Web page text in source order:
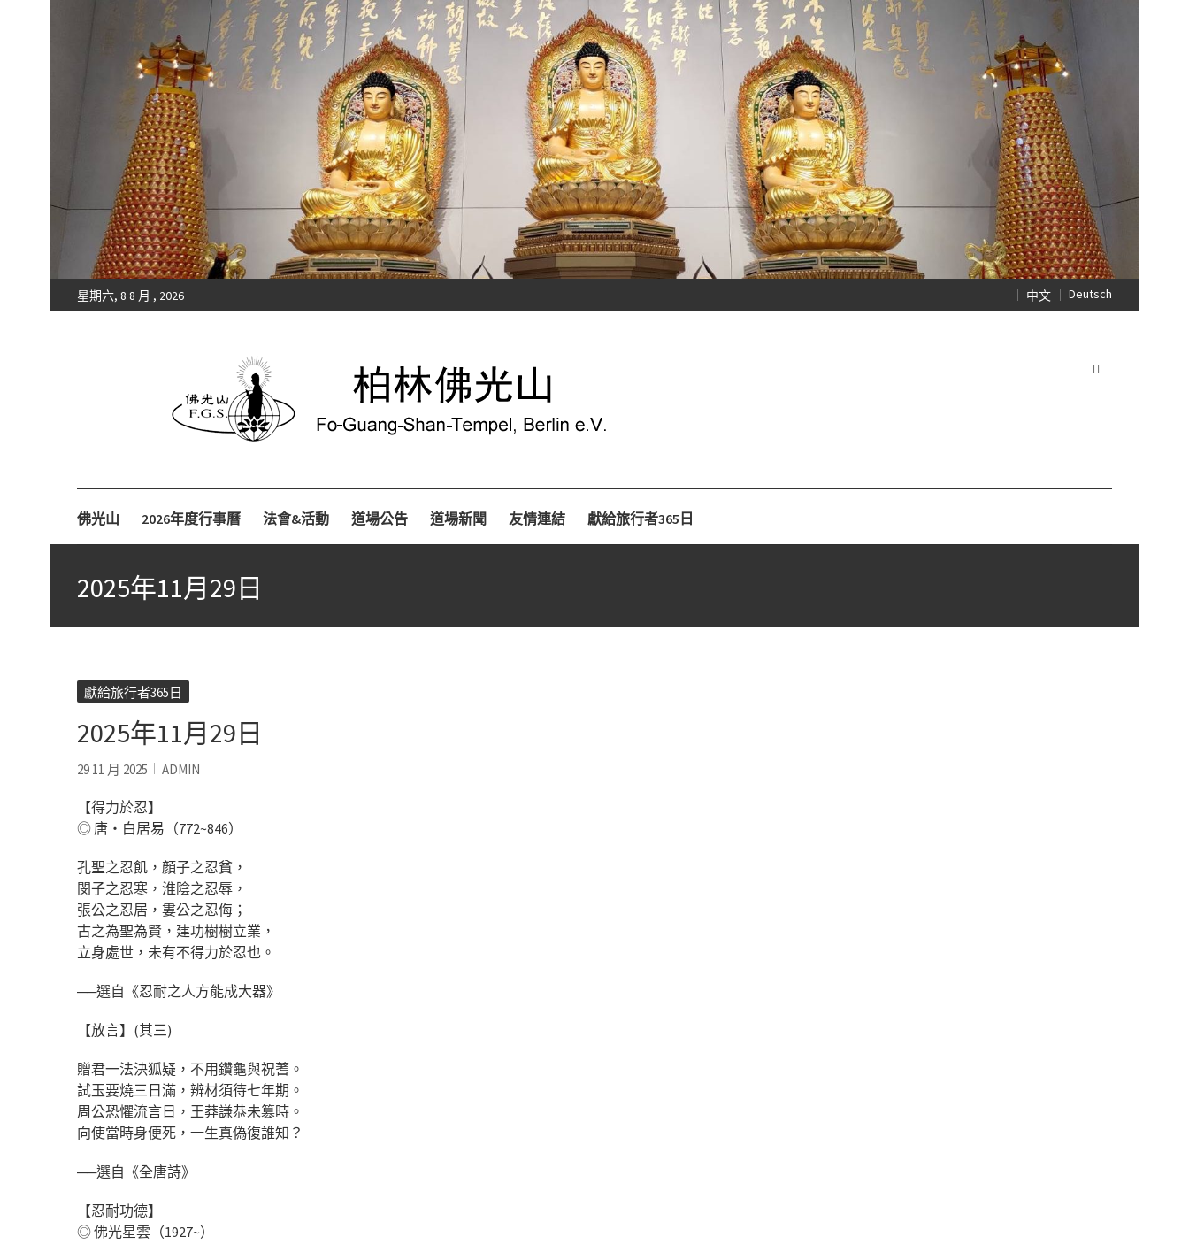
星期六, 8 8 月 , 2026 中文 Deutsch
佛光山 2026年度行事曆 法會&活動 道場公告 道場新聞 友情連結 獻給旅行者365日
2025年11月29日
獻給旅行者365日
2025年11月29日
29 11 月 2025 ADMIN
【得力於忍】
◎ 唐‧白居易（772~846）
孔聖之忍飢，顏子之忍貧，
閔子之忍寒，淮陰之忍辱，
張公之忍居，婁公之忍侮；
古之為聖為賢，建功樹樹立業，
立身處世，未有不得力於忍也。
──選自《忍耐之人方能成大器》
【放言】(其三)
贈君一法決狐疑，不用鑽龜與祝蓍。
試玉要燒三日滿，辨材須待七年期。
周公恐懼流言日，王莽謙恭未篡時。
向使當時身便死，一生真偽復誰知？
──選自《全唐詩》
【忍耐功德】
◎ 佛光星雲（1927~）